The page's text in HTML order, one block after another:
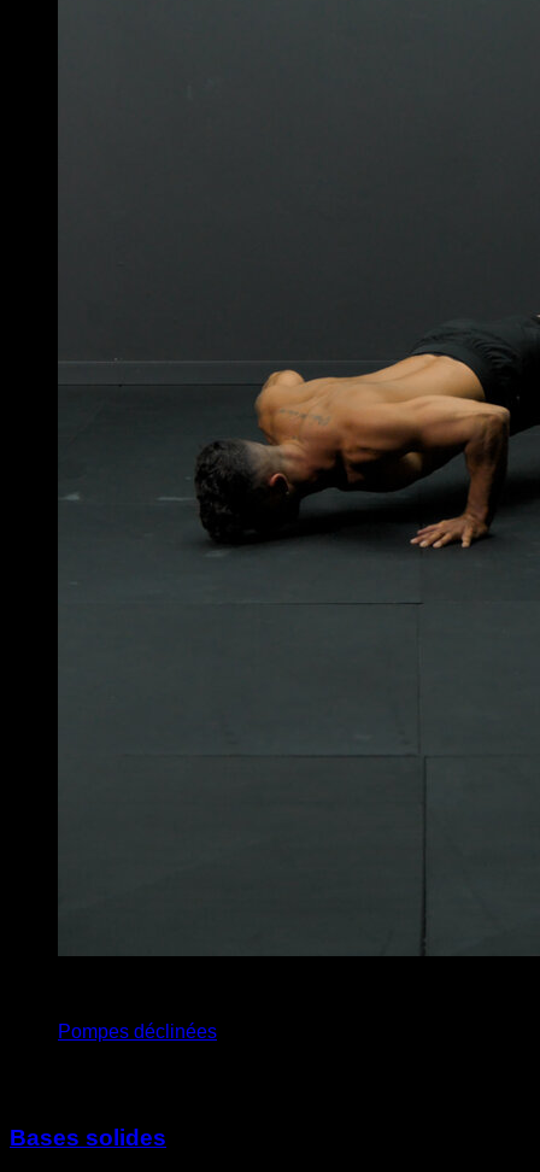
Pompes déclinées
Bases solides